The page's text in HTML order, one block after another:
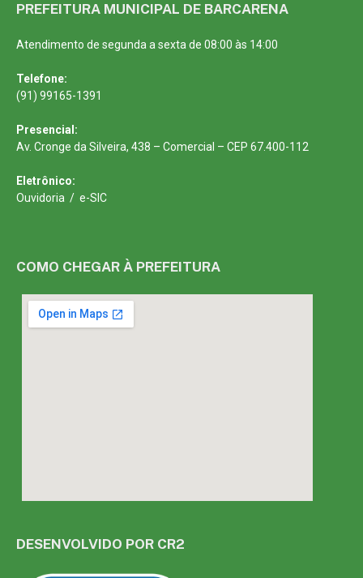
PREFEITURA MUNICIPAL DE BARCARENA
Atendimento de segunda a sexta de 08:00 às 14:00
Telefone:
(91) 99165-1391
Presencial:
Av. Cronge da Silveira, 438 – Comercial – CEP 67.400-112
Eletrônico:
Ouvidoria / e-SIC
COMO CHEGAR À PREFEITURA
DESENVOLVIDO POR CR2